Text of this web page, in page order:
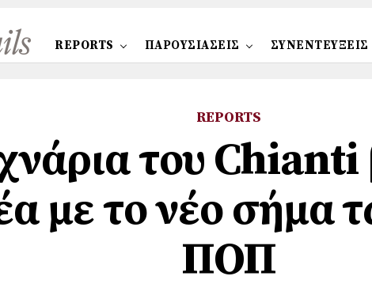
REPORTS ΠΑΡΟΥΣΙΑΣΕΙΣ ΣΥΝΕΝΤΕΥΞΕΙΣ
REPORTS
του Chianti
με το νέο σήμα
ΠΟΠ